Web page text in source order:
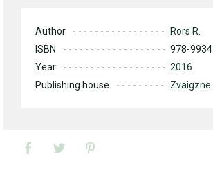
Author
Rors R.
ISBN
978-
Year
2016
Publishing house
Zvaigzne